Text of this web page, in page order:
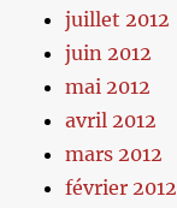
juillet 2012
juin 2012
mai 2012
avril 2012
mars 2012
février 2012